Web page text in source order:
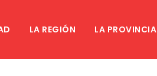
LA REGIÓN LA PROVINCIA